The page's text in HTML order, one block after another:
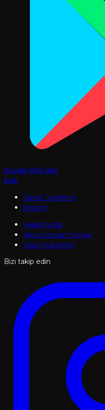
Google Play'den
İndir
Sanat Gündemi
İletişim
Hakkımızda
Sıkça Sorulan Sorular
Yasal Hükümler
Bizi takip edin